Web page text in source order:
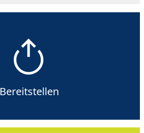
Bereitstellen